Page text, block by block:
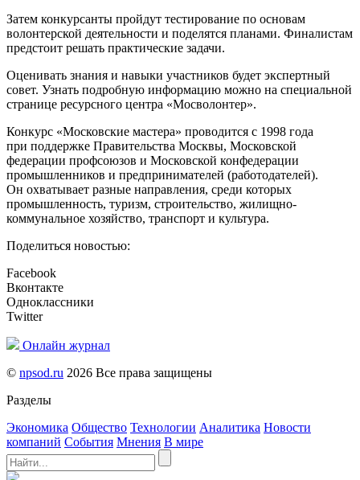
Затем конкурсанты пройдут тестирование по основам
волонтерской деятельности и поделятся планами. Финалистам
предстоит решать практические задачи.
Оценивать знания и навыки участников будет экспертный
совет. Узнать подробную информацию можно на специальной
странице ресурсного центра «Мосволонтер».
Конкурс «Московские мастера» проводится с 1998 года
при поддержке Правительства Москвы, Московской
федерации профсоюзов и Московской конфедерации
промышленников и предпринимателей (работодателей).
Он охватывает разные направления, среди которых
промышленность, туризм, строительство, жилищно-
коммунальное хозяйство, транспорт и культура.
Поделиться новостью:
Facebook
Вконтакте
Одноклассники
Twitter
Онлайн журнал
© npsod.ru 2026 Все права защищены
Разделы
Экономика Общество Технологии Аналитика Новости
компаний События Мнения В мире